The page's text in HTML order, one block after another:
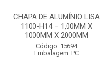
CHAPA DE ALUMÍNIO LISA
1100-H14 – 1,00MM X
1000MM X 2000MM
Código: 15694
Embalagem: PC